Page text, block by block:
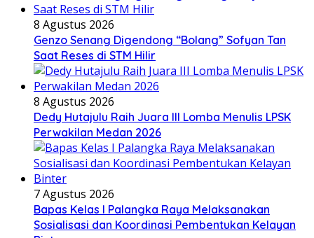
8 Agustus 2026
Genzo Senang Digendong “Bolang” Sofyan Tan
Saat Reses di STM Hilir
8 Agustus 2026
Dedy Hutajulu Raih Juara III Lomba Menulis LPSK
Perwakilan Medan 2026
7 Agustus 2026
Bapas Kelas I Palangka Raya Melaksanakan
Sosialisasi dan Koordinasi Pembentukan Kelayan